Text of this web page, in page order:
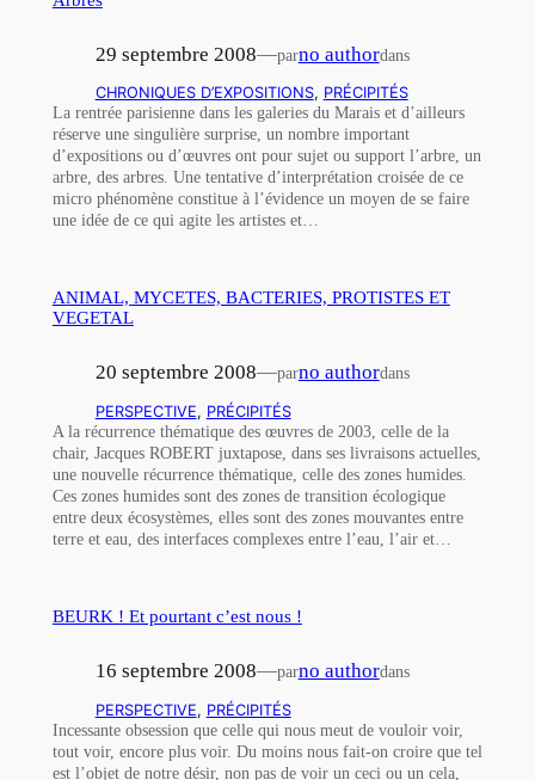
29 septembre 2008—parno authordans
CHRONIQUES D’EXPOSITIONS, PRÉCIPITÉS
La rentrée parisienne dans les galeries du Marais et d’ailleurs
réserve une singulière surprise, un nombre important
d’expositions ou d’œuvres ont pour sujet ou support l’arbre, un
arbre, des arbres. Une tentative d’interprétation croisée de ce
micro phénomène constitue à l’évidence un moyen de se faire
une idée de ce qui agite les artistes et…
ANIMAL, MYCETES, BACTERIES, PROTISTES ET
VEGETAL
20 septembre 2008—parno authordans
PERSPECTIVE, PRÉCIPITÉS
A la récurrence thématique des œuvres de 2003, celle de la
chair, Jacques ROBERT juxtapose, dans ses livraisons actuelles,
une nouvelle récurrence thématique, celle des zones humides.
Ces zones humides sont des zones de transition écologique
entre deux écosystèmes, elles sont des zones mouvantes entre
terre et eau, des interfaces complexes entre l’eau, l’air et…
BEURK ! Et pourtant c’est nous !
16 septembre 2008—parno authordans
PERSPECTIVE, PRÉCIPITÉS
Incessante obsession que celle qui nous meut de vouloir voir,
tout voir, encore plus voir. Du moins nous fait-on croire que tel
est l’objet de notre désir, non pas de voir un ceci ou un cela,